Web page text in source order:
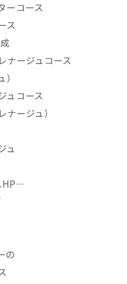
ーコース
ス
ナージュコース
ュコース
ナージュ）
ュ
HP—
の